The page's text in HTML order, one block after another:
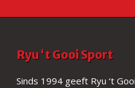
Ryu ‘t Gooi Sport
Sinds 1994 geeft Ryu ‘t